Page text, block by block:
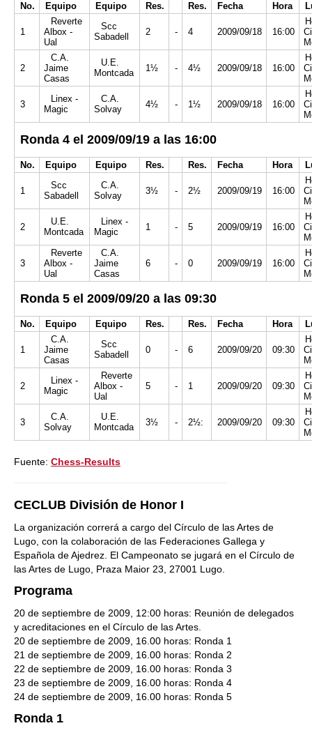
No. Equipo Equipo Res. Res. Fecha Hora
1
Reverte
Albox -
Ual
Scc
Sabadell
2 - 4 2009/09/18 16:00
2
C.A.
Jaime
Casas
U.E.
Montcada
1½ - 4½ 2009/09/18 16:00
3
Linex -
Magic
C.A.
Solvay
4½ - 1½ 2009/09/18 16:00
Ronda 4 el 2009/09/19 a las 16:00
No. Equipo Equipo Res. Res. Fecha Hora
1
Scc
Sabadell
C.A.
Solvay
3½ - 2½ 2009/09/19 16:00
2
U.E.
Montcada
Linex -
Magic
1 - 5 2009/09/19 16:00
3
Reverte
Albox -
Ual
C.A.
Jaime
Casas
6 - 0 2009/09/19 16:00
Ronda 5 el 2009/09/20 a las 09:30
No. Equipo Equipo Res. Res. Fecha Hora
1
C.A.
Jaime
Casas
Scc
Sabadell
0 - 6 2009/09/20 09:30
2
Linex -
Magic
Reverte
Albox -
Ual
5 - 1 2009/09/20 09:30
3
C.A.
Solvay
U.E.
Montcada
3½ - 2½: 2009/09/20 09:30
Fuente: Chess-Results
CECLUB División de Honor I
La organización correrá a cargo del Círculo de las Artes de
Lugo, con la colaboración de las Federaciones Gallega y
Española de Ajedrez. El Campeonato se jugará en el Círculo de
las Artes de Lugo, Praza Maior 23, 27001 Lugo.
Programa
20 de septiembre de 2009, 12:00 horas: Reunión de delegados
y acreditaciones en el Círculo de las Artes.
20 de septiembre de 2009, 16.00 horas: Ronda 1
21 de septiembre de 2009, 16.00 horas: Ronda 2
22 de septiembre de 2009, 16.00 horas: Ronda 3
23 de septiembre de 2009, 16.00 horas: Ronda 4
24 de septiembre de 2009, 16.00 horas: Ronda 5
Ronda 1